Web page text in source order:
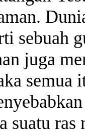
sebuah
juga
semua
suatu